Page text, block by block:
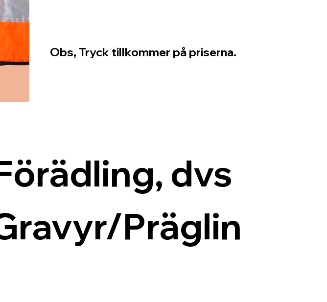
Obs, Tryck tillkommer på priserna.
dvs
Präglin